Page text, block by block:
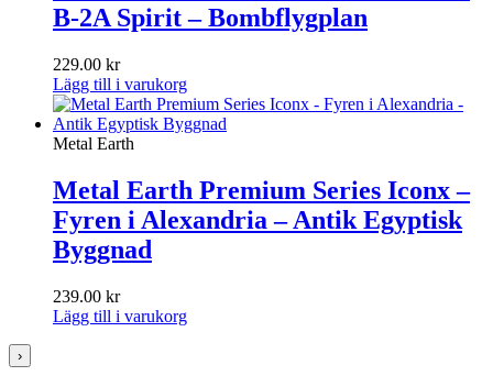
B-2A Spirit – Bombflygplan
229.00 kr
Lägg till i varukorg
Metal Earth
Metal Earth Premium Series Iconx –
Fyren i Alexandria – Antik Egyptisk
Byggnad
239.00 kr
Lägg till i varukorg
›